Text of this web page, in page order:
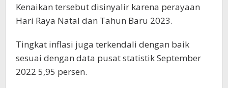
Kenaikan tersebut disinyalir karena perayaan
Hari Raya Natal dan Tahun Baru 2023.
Tingkat inflasi juga terkendali dengan baik
sesuai dengan data pusat statistik September
2022 5,95 persen.